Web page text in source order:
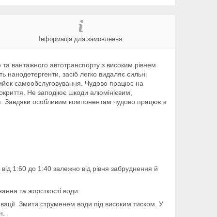
Інформація для замовлення
вантажного автотранспорту з високим рівнем
нанодетергенти, засіб легко видаляє сильні
самообслуговування. Чудово працює на
Не заподіює шкоди алюмінієвим,
Завдяки особливим компонентам чудово працює з
1:60 до 1:40 залежно від рівня забруднення й
та жорсткості води.
Змити струменем води під високим тиском. У